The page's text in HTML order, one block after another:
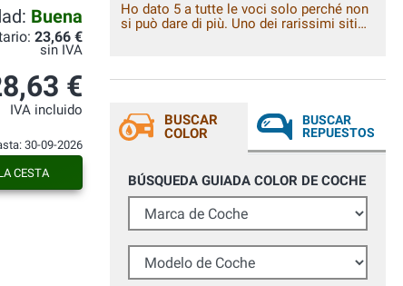
Buena
23,66 €
sin IVA
€
IVA incluido
30-09-2026
CESTA
Ho dato 5 a tutte le voci solo perché non
si può dare di più. Uno dei rarissimi siti
BUSCAR
COLOR
BUSCAR
REPUESTOS
BÚSQUEDA GUIADA COLOR DE COCHE
Marca de Coche
Modelo de Coche